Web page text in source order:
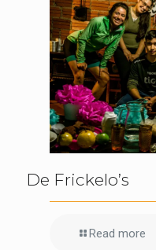
De Frickelo’s
Read more